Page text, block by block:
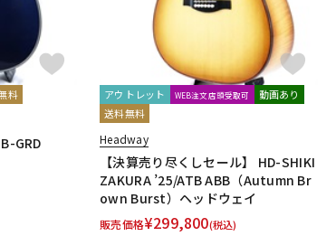
料
GRD
アウトレット WEB注文店頭受取可
動画あり
送料無料
Headway
【決算売り尽くしセール】 HD-SHIKI
ZAKURA ’25/ATB ABB（Autumn Br
own Burst）ヘッドウェイ
販売価格¥299,800(税込)